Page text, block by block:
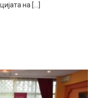
на […]